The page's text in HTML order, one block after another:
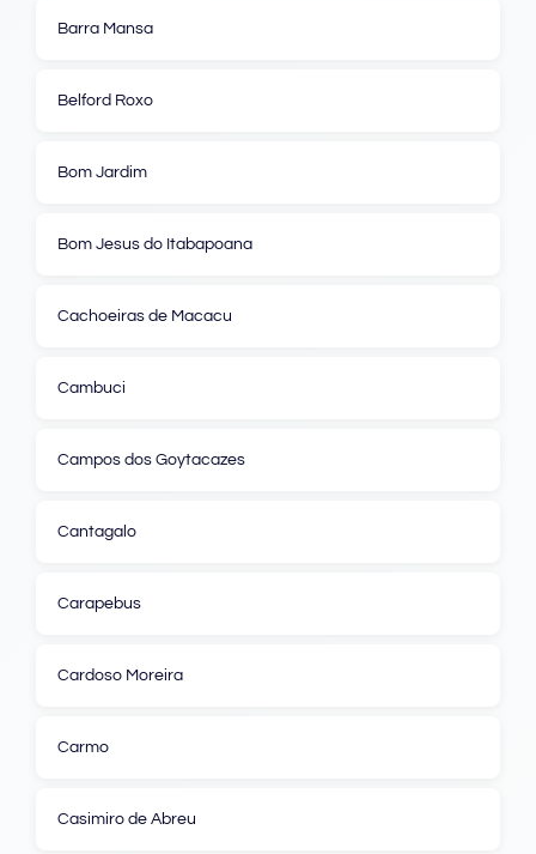
Barra Mansa
Belford Roxo
Bom Jardim
Bom Jesus do Itabapoana
Cachoeiras de Macacu
Cambuci
Campos dos Goytacazes
Cantagalo
Carapebus
Cardoso Moreira
Carmo
Casimiro de Abreu